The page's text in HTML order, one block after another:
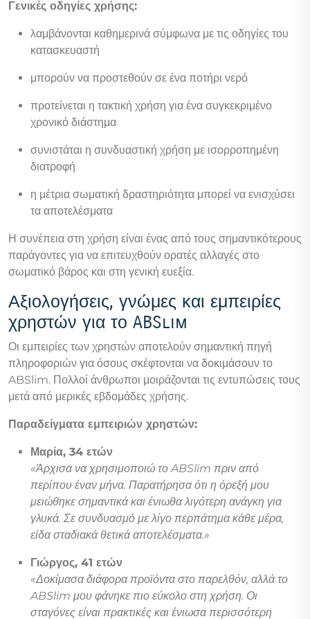
Γενικές οδηγίες χρήσης:
λαμβάνονται καθημερινά σύμφωνα με τις οδηγίες του
κατασκευαστή
μπορούν να προστεθούν σε ένα ποτήρι νερό
προτείνεται η τακτική χρήση για ένα συγκεκριμένο
χρονικό διάστημα
συνιστάται η συνδυαστική χρήση με ισορροπημένη
διατροφή
η μέτρια σωματική δραστηριότητα μπορεί να ενισχύσει
τα αποτελέσματα
Η συνέπεια στη χρήση είναι ένας από τους σημαντικότερους
παράγοντες για να επιτευχθούν ορατές αλλαγές στο
σωματικό βάρος και στη γενική ευεξία.
Αξιολογήσεις, γνώμες και εμπειρίες
χρηστών για το ABSlim
Οι εμπειρίες των χρηστών αποτελούν σημαντική πηγή
πληροφοριών για όσους σκέφτονται να δοκιμάσουν το
ABSlim. Πολλοί άνθρωποι μοιράζονται τις εντυπώσεις τους
μετά από μερικές εβδομάδες χρήσης.
Παραδείγματα εμπειριών χρηστών:
Μαρία, 34 ετών
«Άρχισα να χρησιμοποιώ το ABSlim πριν από
περίπου έναν μήνα. Παρατήρησα ότι η όρεξή μου
μειώθηκε σημαντικά και ένιωθα λιγότερη ανάγκη για
γλυκά. Σε συνδυασμό με λίγο περπάτημα κάθε μέρα,
είδα σταδιακά θετικά αποτελέσματα.»
Γιώργος, 41 ετών
«Δοκίμασα διάφορα προϊόντα στο παρελθόν, αλλά το
ABSlim μου φάνηκε πιο εύκολο στη χρήση. Οι
σταγόνες είναι πρακτικές και ένιωσα περισσότερη